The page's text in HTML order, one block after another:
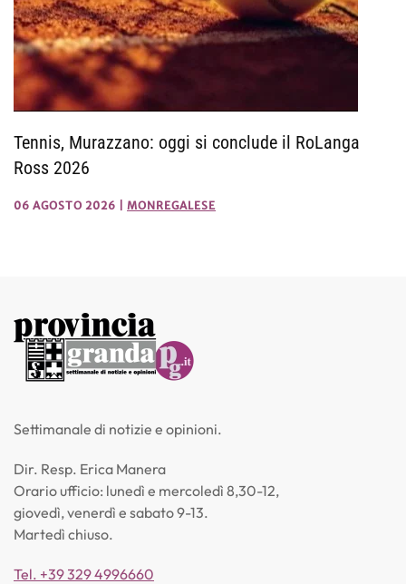
Tennis, Murazzano: oggi si conclude il RoLanga
Ross 2026
06 AGOSTO 2026 MONREGALESE
Settimanale di notizie e opinioni.
Dir. Resp. Erica Manera
Orario ufficio: lunedì e mercoledì 8,30-12,
giovedì, venerdì e sabato 9-13.
Martedì chiuso.
Tel. +39 329 4996660